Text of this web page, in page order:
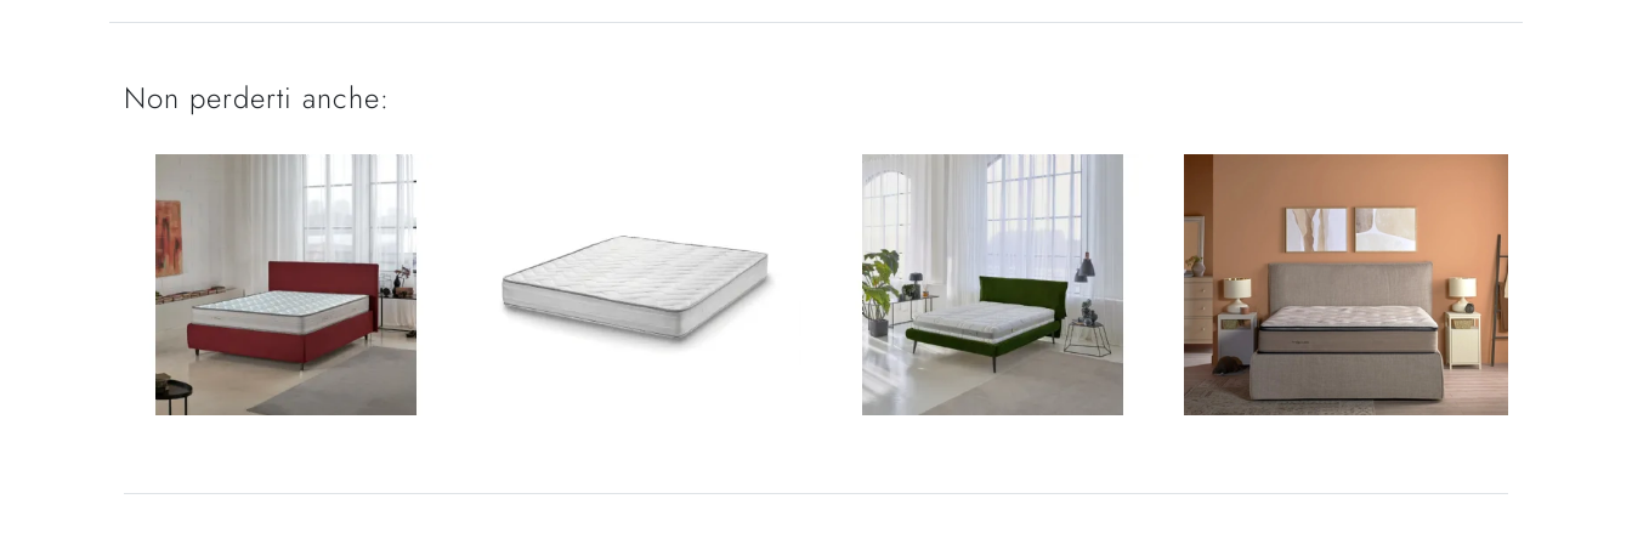
Non perderti anche: